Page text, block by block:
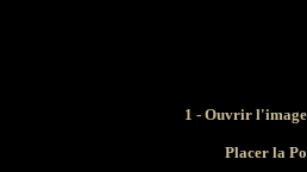
1 - Ouvrir
Placer la